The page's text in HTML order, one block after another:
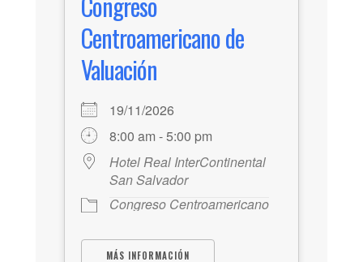
Centroamericano de
Valuación
19/11/2026
8:00 am - 5:00 pm
Hotel Real InterContinental
San Salvador
Congreso Centroamericano
MÁS INFORMACIÓN